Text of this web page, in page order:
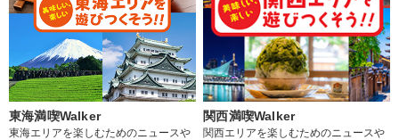
東海満喫Walker
東海エリアを楽しむためのニュースや
関西満喫Walker
関西エリアを楽しむためのニュースや